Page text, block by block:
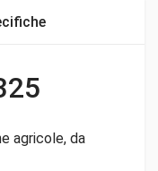
agricole, da